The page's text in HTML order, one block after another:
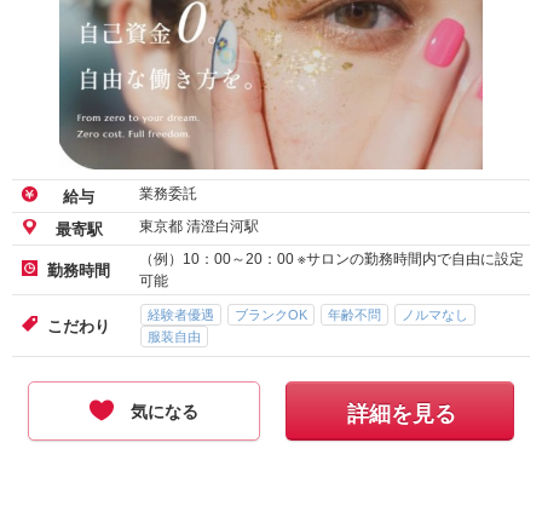
給与 業務委託
最寄駅 東京都 清澄白河駅
勤務時間
（例）10：00～20：00 ※サロンの勤務時間内で自由に設定
可能
こだわり
経験者優遇 ブランクOK 年齢不問
ノルマなし
服装自由
気になる 詳細を見る